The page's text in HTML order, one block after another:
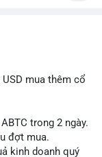
mua thêm cổ
trong 2 ngày.
đợt mua.
kinh doanh quý